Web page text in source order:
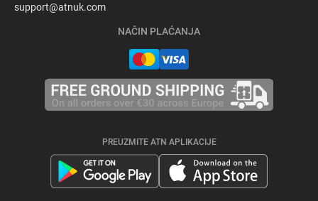
support@atnuk.com
NAČIN PLAĆANJA
PREUZMITE ATN APLIKACIJE